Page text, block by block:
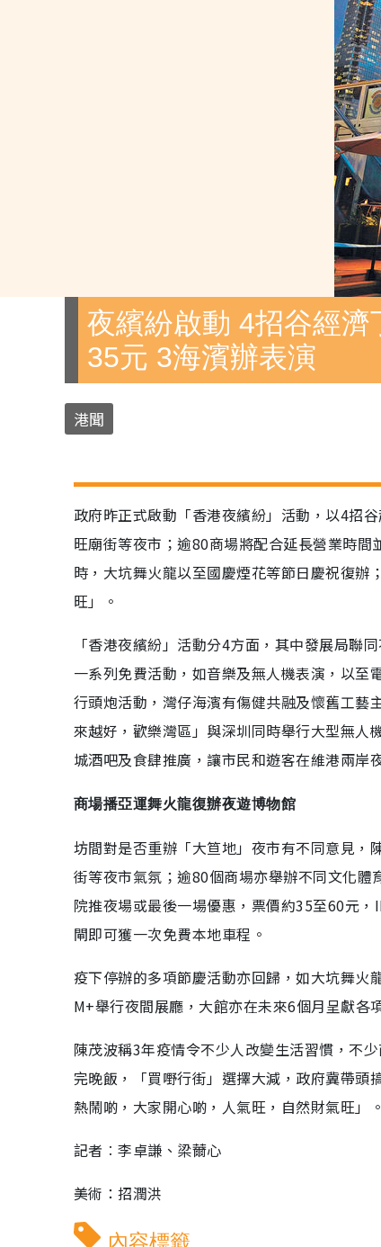
夜繽紛啟動 4招谷經
35元 3海濱辦表演
港聞
政府昨正式啟動「香港夜繽紛」活動，以4招
旺廟街等夜市；逾80商場將配合延長營業時
時，大坑舞火龍以至國慶煙花等節日慶祝復
旺」。
「香港夜繽紛」活動分4方面，其中發展局聯
一系列免費活動，如音樂及無人機表演，以至
行頭炮活動，灣仔海濱有傷健共融及懷舊工藝
來越好，歡樂灣區」與深圳同時舉行大型無人
城酒吧及食肆推廣，讓市民和遊客在維港兩岸
商場播亞運舞火龍復辦夜遊博物館
坊間對是否重辦「大笪地」夜市有不同意見，
街等夜市氣氛；逾80個商場亦舉辦不同文化
院推夜場或最後一場優惠，票價約35至60元
閘即可獲一次免費本地車程。
疫下停辦的多項節慶活動亦回歸，如大坑舞火
M+舉行夜間展廳，大館亦在未來6個月呈獻各
陳茂波稱3年疫情令不少人改變生活習慣，不
完晚飯，「買嘢行街」選擇大減，政府冀帶頭
熱鬧啲，大家開心啲，人氣旺，自然財氣旺」。
記者︰李卓謙、梁薾心
美術：招潤洪
內容標籤